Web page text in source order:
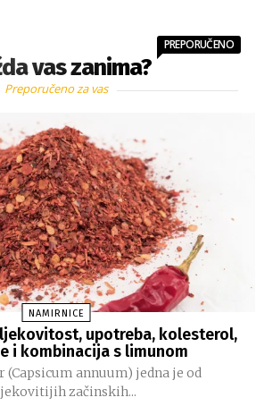
vas zanima?
PREPORUČENO
Preporučeno za vas
NAMIRNICE
upotreba, kolesterol,
i kombinacija s limunom
(Capsicum annuum) jedna je od
začinskih...